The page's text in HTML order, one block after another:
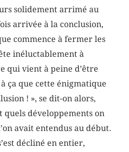
solidement arrimé au
arrivée à la conclusion,
commence à fermer les
inéluctablement à
qui vient à peine d’être
à ça que cette énigmatique
! », se dit-on alors,
développements on
avait entendus au début.
décliné en entier,